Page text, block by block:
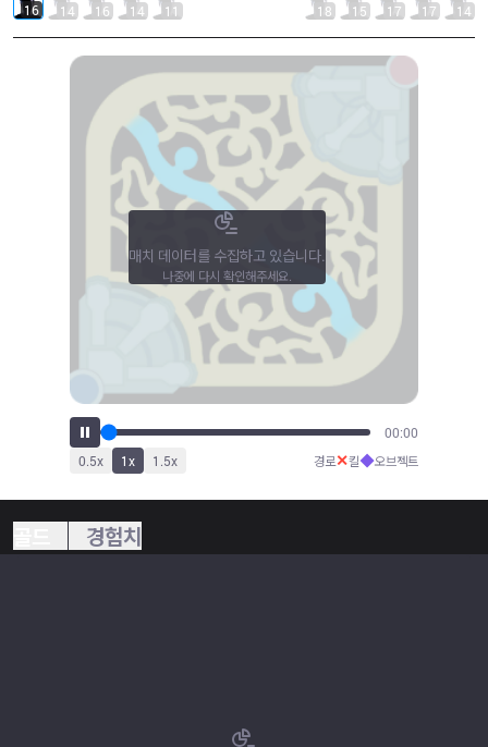
16 14 16 14 11 18 15 17 17 14
00:00
0.5x 1x 1.5x 경로✕킬◆오브젝트
매치 데이터를 수집하고 있습니다.
나중에 다시 확인해주세요.
경험치